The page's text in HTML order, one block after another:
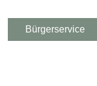
Bürgerservice